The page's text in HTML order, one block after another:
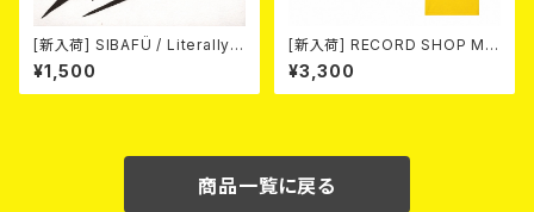
[新入荷] SIBAFÜ / Literally
(7"EP)
¥1,500
[新入荷] RECORD SHOP MIS
ERY / 33th anniversary T-s
hirts (yellow ②)
¥3,300
商品一覧に戻る